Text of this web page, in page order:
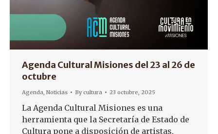
Agenda Cultural Misiones del 23 al 26 de
octubre
Agenda Noticias Bycultura 23 octubre, 2025
La Agenda Cultural Misiones es una
herramienta que la Secretaría de Estado de
Cultura pone a disposición de artistas,